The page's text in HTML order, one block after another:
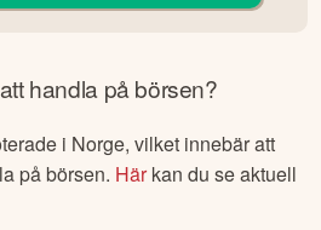
handla på börsen?
i Norge, vilket innebär att
på börsen. Härkan du se aktuell